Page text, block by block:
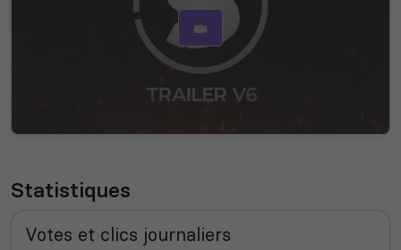
Statistiques
Votes et clics journaliers